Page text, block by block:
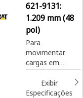
fertilizante e
sementes
ensacados em
locais de
paisagismo e
cultivo de
plantas.
621-9131:
1.209 mm (48
pol)
Para
movimentar
cargas em
paletes em
locais de
construção,
Exibir
Especificações